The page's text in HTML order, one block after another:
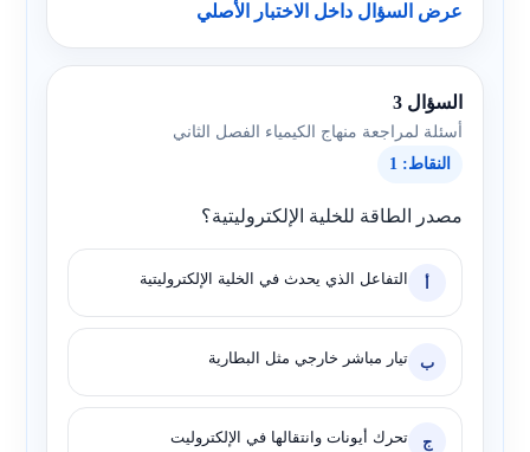
عرض السؤال داخل الاختبار الأصلي
السؤال 3
أسئلة لمراجعة منهاج الكيمياء الفصل الثاني
النقاط: 1
مصدر الطاقة للخلية الإلكتروليتية؟
أ التفاعل الذي يحدث في الخلية الإلكتروليتية
ب تيار مباشر خارجي مثل البطارية
ج تحرك أيونات وانتقالها في الإلكتروليت